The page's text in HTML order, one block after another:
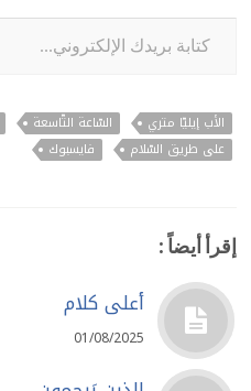
كتابة بريدك الإلكتروني...
الأب إيليّا متري السّاعة التّاسعة
على طريق السّلام
فايسبوك
إقرأ أيضاً :
أعلى كلام
01/08/2025